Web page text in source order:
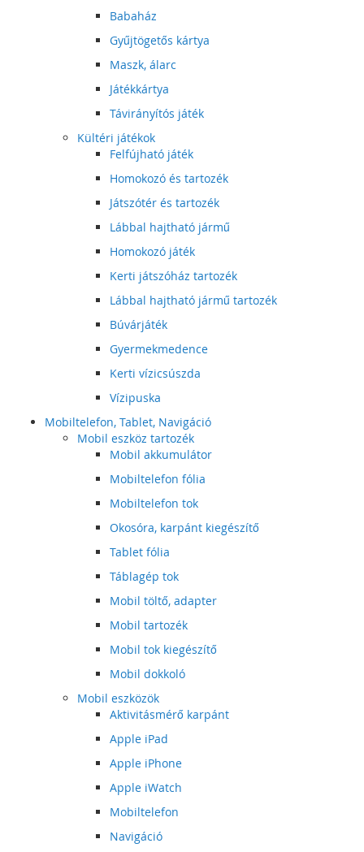
Babaház
Gyűjtögetős kártya
Maszk, álarc
Játékkártya
Távirányítós játék
Kültéri játékok
Felfújható játék
Homokozó és tartozék
Játszótér és tartozék
Lábbal hajtható jármű
Homokozó játék
Kerti játszóház tartozék
Lábbal hajtható jármű tartozék
Búvárjáték
Gyermekmedence
Kerti vízicsúszda
Vízipuska
Mobiltelefon, Tablet, Navigáció
Mobil eszköz tartozék
Mobil akkumulátor
Mobiltelefon fólia
Mobiltelefon tok
Okosóra, karpánt kiegészítő
Tablet fólia
Táblagép tok
Mobil töltő, adapter
Mobil tartozék
Mobil tok kiegészítő
Mobil dokkoló
Mobil eszközök
Aktivitásmérő karpánt
Apple iPad
Apple iPhone
Apple iWatch
Mobiltelefon
Navigáció